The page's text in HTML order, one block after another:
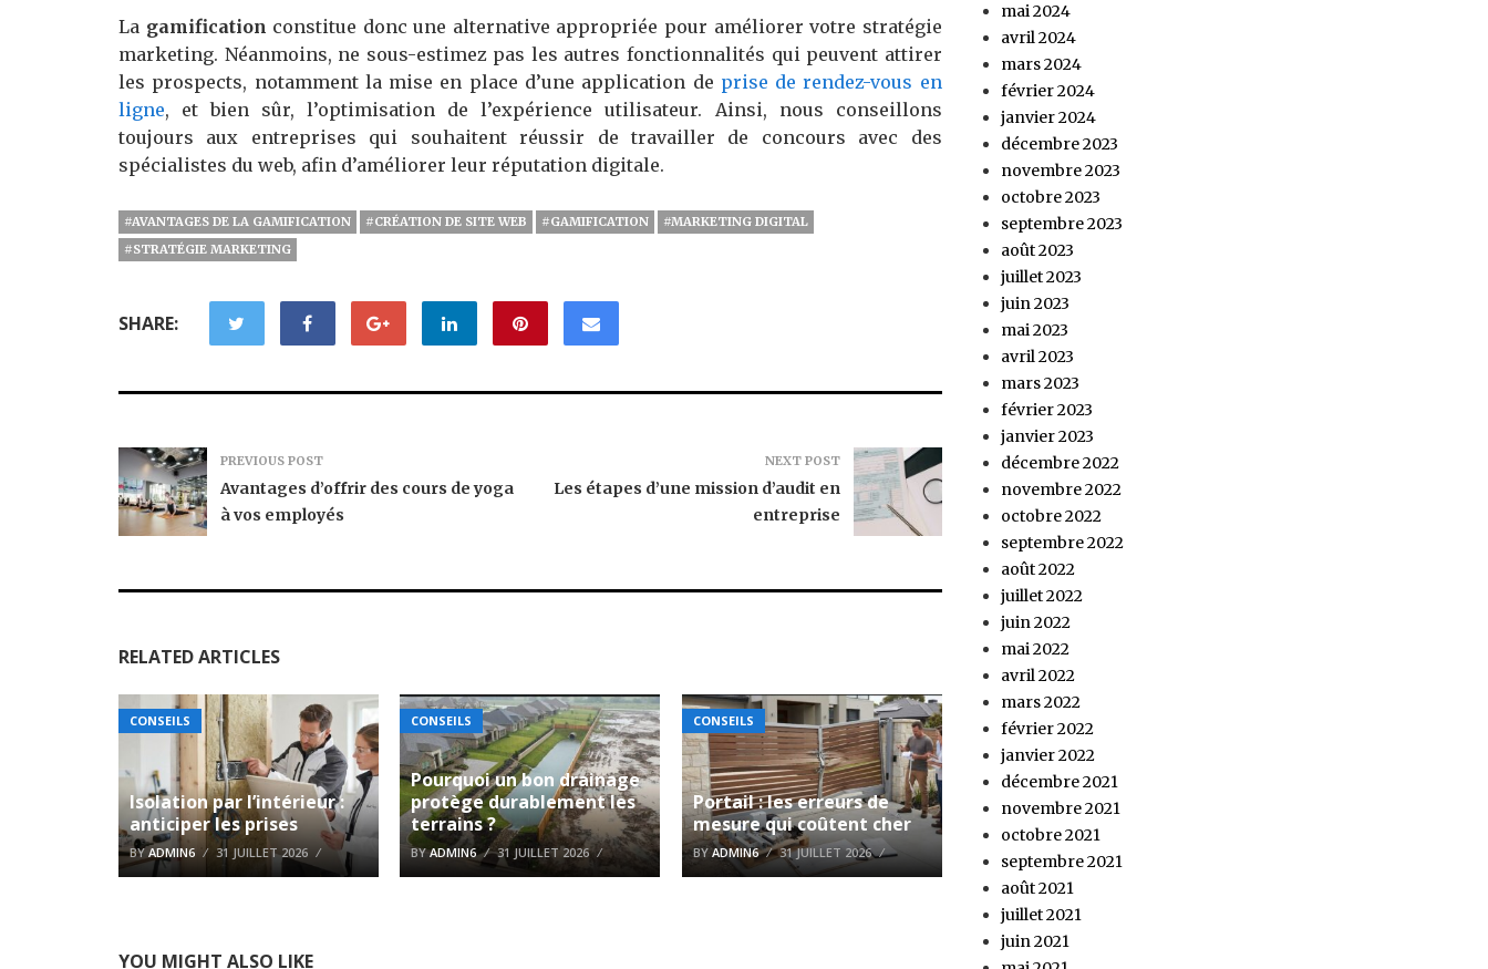
La gamification constitue donc une alternative appropriée pour améliorer votre stratégie
marketing. Néanmoins, ne sous-estimez pas les autres fonctionnalités qui peuvent attirer
les prospects, notamment la mise en place d’une application de prise de rendez-vous en
ligne, et bien sûr, l’optimisation de l’expérience utilisateur. Ainsi, nous conseillons
toujours aux entreprises qui souhaitent réussir de travailler de concours avec des
spécialistes du web, afin d’améliorer leur réputation digitale.
#AVANTAGES DE LA GAMIFICATION #CRÉATION DE SITE WEB #GAMIFICATION
#MARKETING DIGITAL
#STRATÉGIE MARKETING
SHARE:
PREVIOUS POST
Avantages d’offrir des cours de yoga
à vos employés
NEXT POST
Les étapes d’une mission d’audit en
entreprise
RELATED ARTICLES
CONSEILS
Isolation par l’intérieur :
anticiper les prises
BYADMIN6 31 JUILLET 2026
CONSEILS
Pourquoi un bon drainage
protège durablement les
terrains ?
BYADMIN6 31 JUILLET 2026
CONSEILS
Portail : les erreurs de
mesure qui coûtent cher
BYADMIN6 31 JUILLET 2026
YOU MIGHT ALSO LIKE
mai 2024
avril 2024
mars 2024
février 2024
janvier 2024
décembre 2023
novembre 2023
octobre 2023
septembre 2023
août 2023
juillet 2023
juin 2023
mai 2023
avril 2023
mars 2023
février 2023
janvier 2023
décembre 2022
novembre 2022
octobre 2022
septembre 2022
août 2022
juillet 2022
juin 2022
mai 2022
avril 2022
mars 2022
février 2022
janvier 2022
décembre 2021
novembre 2021
octobre 2021
septembre 2021
août 2021
juillet 2021
juin 2021